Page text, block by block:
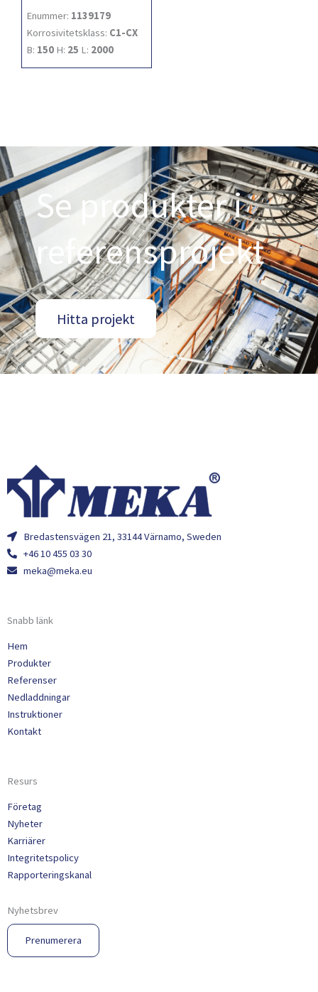
Enummer: 1139179
Korrosivitetsklass: C1-CX
B: 150 H: 25 L: 2000
Se produkter i
referensprojekt
Hitta projekt
Bredastensvägen 21, 33144 Värnamo, Sweden
+46 10 455 03 30
meka@meka.eu
Snabb länk
Hem
Produkter
Referenser
Nedladdningar
Instruktioner
Kontakt
Resurs
Företag
Nyheter
Karriärer
Integritetspolicy
Rapporteringskanal
Nyhetsbrev
Prenumerera